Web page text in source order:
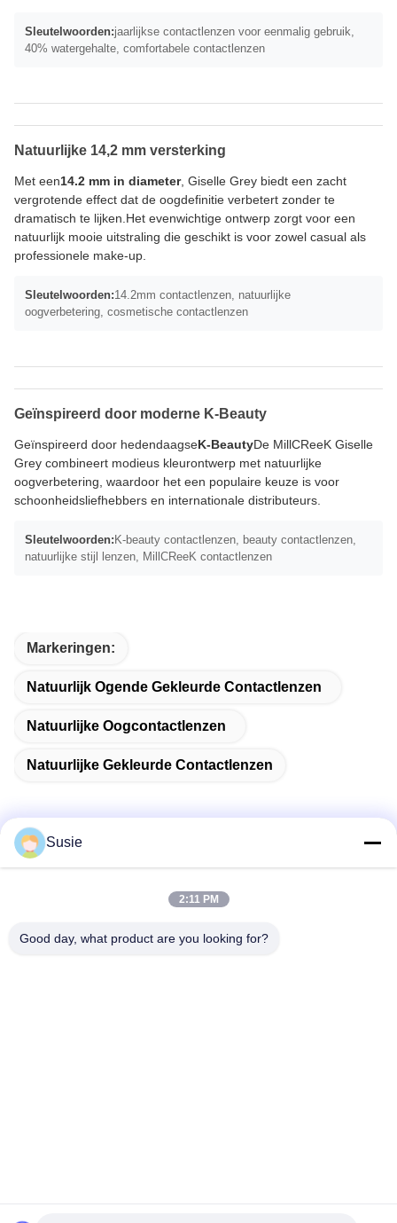
Sleutelwoorden:jaarlijkse contactlenzen voor eenmalig gebruik,
40% watergehalte, comfortabele contactlenzen
Natuurlijke 14,2 mm versterking
Met een14.2 mm in diameter, Giselle Grey biedt een zacht
vergrotende effect dat de oogdefinitie verbetert zonder te
dramatisch te lijken.Het evenwichtige ontwerp zorgt voor een
natuurlijk mooie uitstraling die geschikt is voor zowel casual als
professionele make-up.
Sleutelwoorden:14.2mm contactlenzen, natuurlijke
oogverbetering, cosmetische contactlenzen
Geïnspireerd door moderne K-Beauty
Geïnspireerd door hedendaagseK-BeautyDe MillCReeK Giselle
Grey combineert modieus kleurontwerp met natuurlijke
oogverbetering, waardoor het een populaire keuze is voor
schoonheidsliefhebbers en internationale distributeurs.
Sleutelwoorden: K-beauty contactlenzen, beauty contactlenzen,
natuurlijke stijl lenzen, MillCReeK contactlenzen
Markeringen:
Natuurlijk Ogende Gekleurde Contactlenzen
Natuurlijke Oogcontactlenzen
Natuurlijke Gekleurde Contactlenzen
Kamer 1101, gebouw 5, Gaosheng Times Square, 789
Susie
2:11 PM
Good day, what product are you looking for?